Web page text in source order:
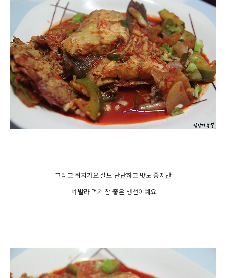
그리고 쥐치가요 살도 단단하고 맛도 좋지만
뼈 발라 먹기 참 좋은 생선이예요